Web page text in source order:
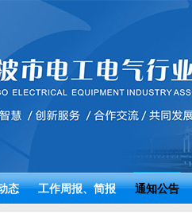
态 工作周报、简报 通知公告